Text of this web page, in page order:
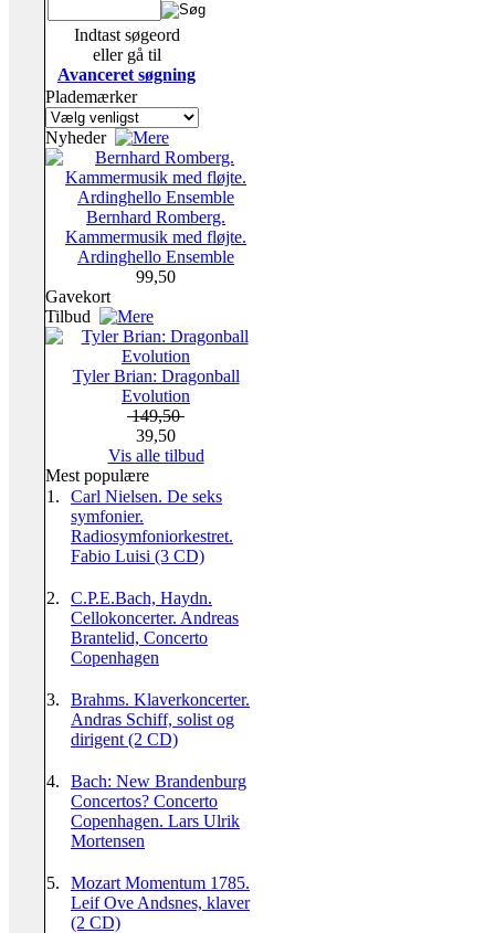
Indtast søgeord
eller gå til
Avanceret søgning
Plademærker
Nyheder
Bernhard Romberg.
Kammermusik med fløjte.
Ardinghello Ensemble
99,50
Gavekort
Tilbud
Tyler Brian: Dragonball
Evolution
149,50
39,50
Vis alle tilbud
Mest populære
1.
Carl Nielsen. De seks
symfonier.
Radiosymfoniorkestret.
Fabio Luisi (3 CD)
2.
C.P.E.Bach, Haydn.
Cellokoncerter. Andreas
Brantelid, Concerto
Copenhagen
3.
Brahms. Klaverkoncerter.
Andras Schiff, solist og
dirigent (2 CD)
4.
Bach: New Brandenburg
Concertos? Concerto
Copenhagen. Lars Ulrik
Mortensen
5.
Mozart Momentum 1785.
Leif Ove Andsnes, klaver
(2 CD)